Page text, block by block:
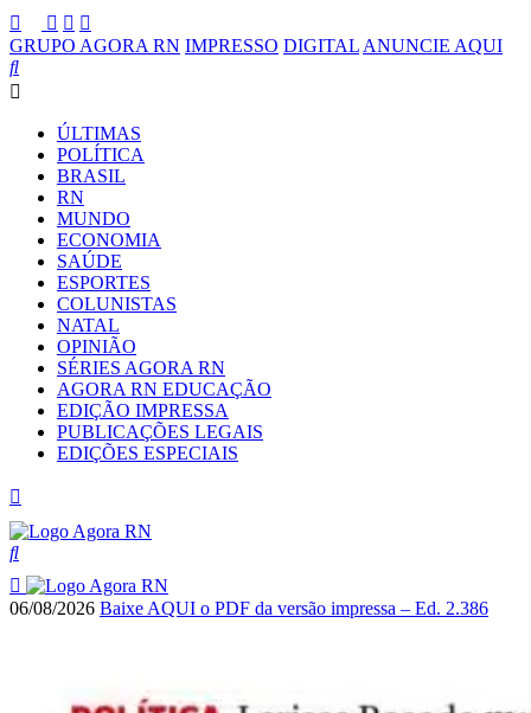
GRUPO AGORA RN IMPRESSO DIGITAL ANUNCIE AQUI
ÚLTIMAS
POLÍTICA
BRASIL
RN
MUNDO
ECONOMIA
SAÚDE
ESPORTES
COLUNISTAS
NATAL
OPINIÃO
SÉRIES AGORA RN
AGORA RN EDUCAÇÃO
EDIÇÃO IMPRESSA
PUBLICAÇÕES LEGAIS
EDIÇÕES ESPECIAIS
06/08/2026 Baixe AQUI o PDF da versão impressa – Ed. 2.386